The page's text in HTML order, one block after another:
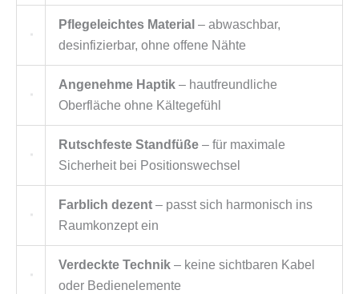
Pflegeleichtes Material – abwaschbar,
desinfizierbar, ohne offene Nähte
Angenehme Haptik – hautfreundliche
Oberfläche ohne Kältegefühl
Rutschfeste Standfüße – für maximale
Sicherheit bei Positionswechsel
Farblich dezent – passt sich harmonisch ins
Raumkonzept ein
Verdeckte Technik – keine sichtbaren Kabel
oder Bedienelemente